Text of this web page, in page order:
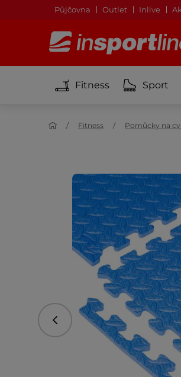
Půjčovna Outlet Inlive
Fitness Sport
Fitness Pomůcky na
Předchozí